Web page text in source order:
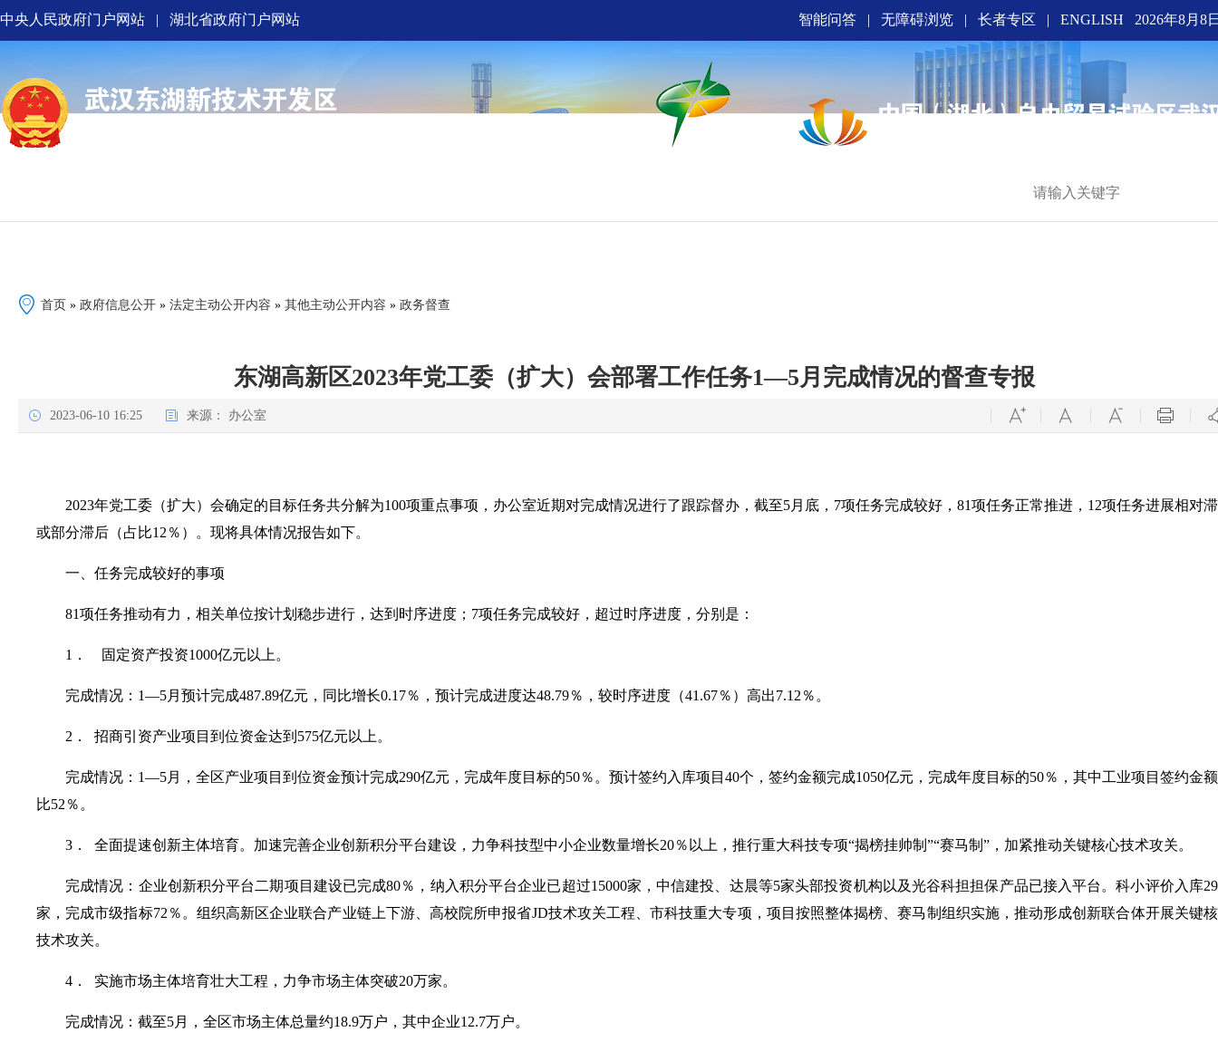
中央人民政府门户网站 | 湖北省政府门户网站 智能问答 | 无障碍浏览 | 长者专区 | ENGLISH 2026年8月8
首页 » 政府信息公开 » 法定主动公开内容 » 其他主动公开内容 » 政务督查
东湖高新区2023年党工委（扩大）会部署工作任务1—5月完成情况的督查专报
2023-06-10 16:25 来源： 办公室
2023年党工委（扩大）会确定的目标任务共分解为100项重点事项，办公室近期对完成情况进行了跟踪督办，截至5月底，7项任务完成较好，81项任务正常推进，12项任务进展相对
或部分滞后（占比12％）。现将具体情况报告如下。
一、任务完成较好的事项
81项任务推动有力，相关单位按计划稳步进行，达到时序进度；7项任务完成较好，超过时序进度，分别是：
1． 固定资产投资1000亿元以上。
完成情况：1—5月预计完成487.89亿元，同比增长0.17％，预计完成进度达48.79％，较时序进度（41.67％）高出7.12％。
2． 招商引资产业项目到位资金达到575亿元以上。
完成情况：1—5月，全区产业项目到位资金预计完成290亿元，完成年度目标的50％。预计签约入库项目40个，签约金额完成1050亿元，完成年度目标的50％，其中工业项目签约金
比52％。
3． 全面提速创新主体培育。加速完善企业创新积分平台建设，力争科技型中小企业数量增长20％以上，推行重大科技专项“揭榜挂帅制”“赛马制”，加紧推动关键核心技术攻关。
完成情况：企业创新积分平台二期项目建设已完成80％，纳入积分平台企业已超过15000家，中信建投、达晨等5家头部投资机构以及光谷科担担保产品已接入平台。科小评价入库
家，完成市级指标72％。组织高新区企业联合产业链上下游、高校院所申报省JD技术攻关工程、市科技重大专项，项目按照整体揭榜、赛马制组织实施，推动形成创新联合体开展关键
技术攻关。
4． 实施市场主体培育壮大工程，力争市场主体突破20万家。
完成情况：截至5月，全区市场主体总量约18.9万户，其中企业12.7万户。